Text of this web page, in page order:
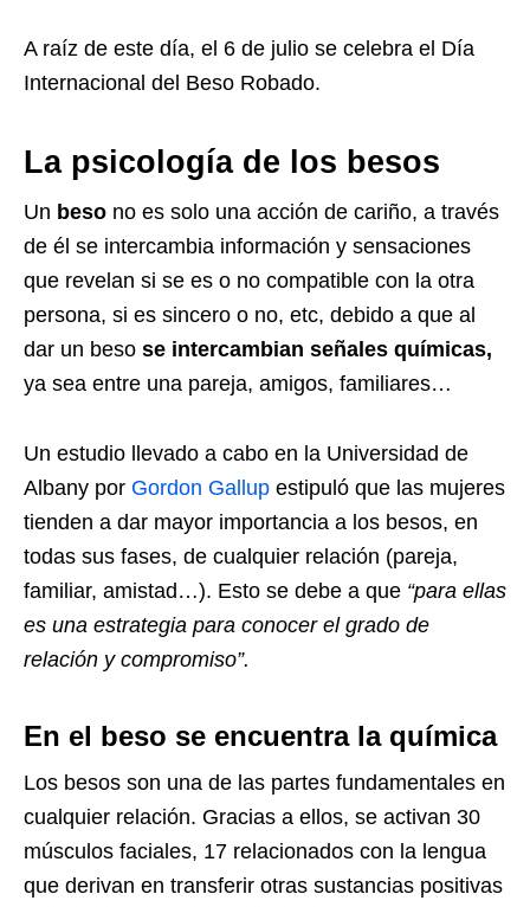
A raíz de este día, el 6 de julio se celebra el Día
Internacional del Beso Robado.
La psicología de los besos
Un beso no es solo una acción de cariño, a través
de él se intercambia información y sensaciones
que revelan si se es o no compatible con la otra
persona, si es sincero o no, etc, debido a que al
dar un beso se intercambian señales químicas,
ya sea entre una pareja, amigos, familiares…
Un estudio llevado a cabo en la Universidad de
Albany por Gordon Gallup estipuló que las mujeres
tienden a dar mayor importancia a los besos, en
todas sus fases, de cualquier relación (pareja,
familiar, amistad…). Esto se debe a que “para ellas
es una estrategia para conocer el grado de
relación y compromiso”.
En el beso se encuentra la química
Los besos son una de las partes fundamentales en
cualquier relación. Gracias a ellos, se activan 30
músculos faciales, 17 relacionados con la lengua
que derivan en transferir otras sustancias positivas